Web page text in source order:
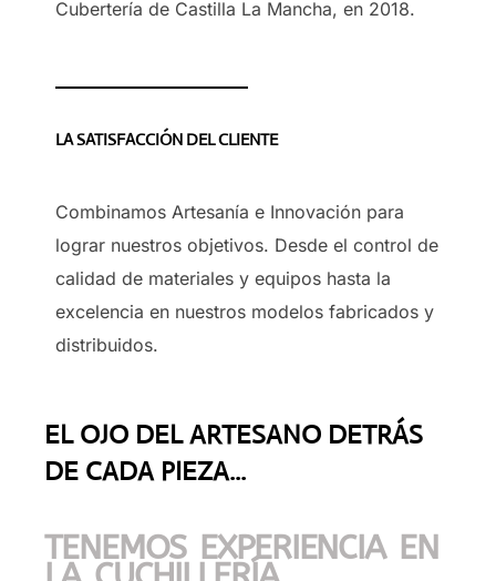
Cubertería de Castilla La Mancha, en 2018.
LA SATISFACCIÓN DEL CLIENTE
Combinamos Artesanía e Innovación para
lograr nuestros objetivos. Desde el control de
calidad de materiales y equipos hasta la
excelencia en nuestros modelos fabricados y
distribuidos.
EL OJO DEL ARTESANO DETRÁS
DE CADA PIEZA...
TENEMOS EXPERIENCIA EN